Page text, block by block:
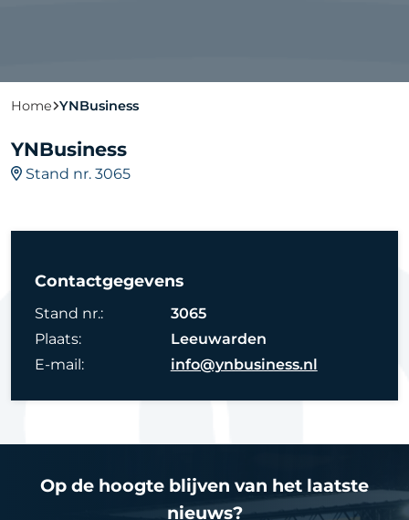
Home YNBusiness
YNBusiness
Stand nr. 3065
Contactgegevens
Stand nr.:
3065
Plaats:
Leeuwarden
E-mail:
info@ynbusiness.nl
Op de hoogte blijven van het laatste
nieuws?